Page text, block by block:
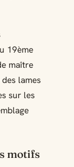
19ème
maître
lames
sur les
motifs